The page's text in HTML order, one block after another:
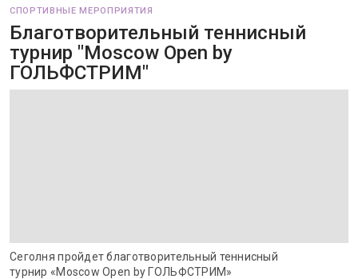
СПОРТИВНЫЕ МЕРОПРИЯТИЯ
Благотворительный теннисный
турнир "Moscow Open by
ГОЛЬФСТРИМ"
Сеголня пройдет благотворительный теннисный
турнир «Moscow Open by ГОЛЬФСТРИМ»